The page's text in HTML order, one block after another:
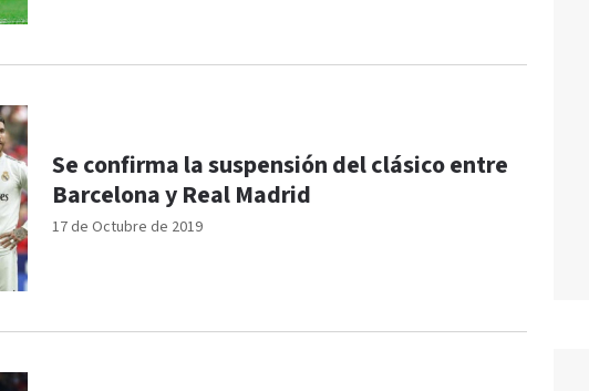
17 de Octubre de 2019
Se confirma la suspensión del clásico entre
Barcelona y Real Madrid